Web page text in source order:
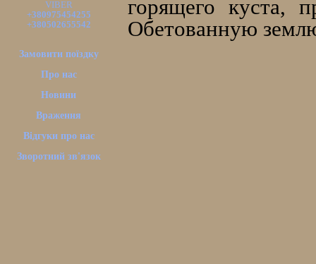
VIBER
+380975454255
+380502655542
Замовити поїздку
Про нас
Новини
Враження
Відгуки про нас
Зворотний зв'язок
горящего куста,
Обетованную